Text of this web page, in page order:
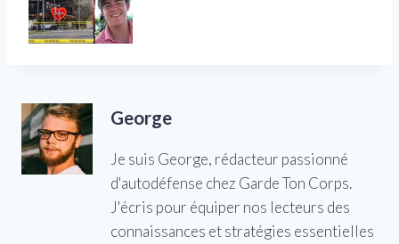
George
Je suis George, rédacteur passionné
d'autodéfense chez Garde Ton Corps.
J'écris pour équiper nos lecteurs des
connaissances et stratégies essentielles